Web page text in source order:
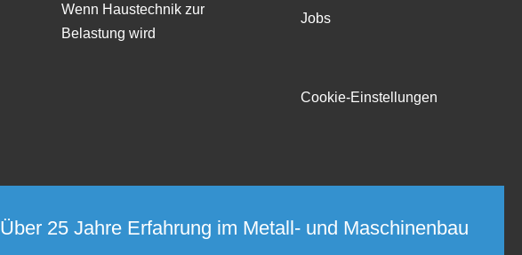
Wenn Haustechnik zur
Belastung wird
Jobs
Cookie-Einstellungen
Über 25 Jahre Erfahrung im Metall- und Maschinenbau